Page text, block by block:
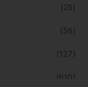
(25)
(56)
(127)
(610)